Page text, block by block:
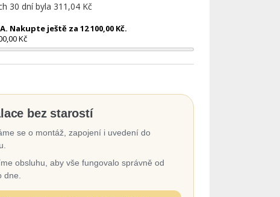
30 dní byla 311,04 Kč
Nakupte ještě za 12 100,00 Kč.
Kč
bez starostí
se o montáž, zapojení i uvedení do
obsluhu, aby vše fungovalo správně od
dne.